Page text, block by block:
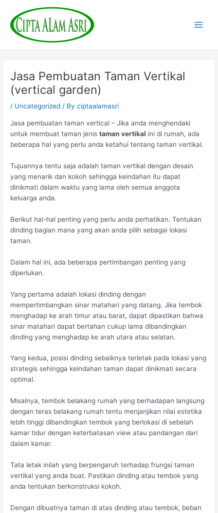
content
Jasa Pembuatan Taman Vertikal
(vertical garden)
/ Uncategorized / Byciptaalamasri
Jasa pembuatan taman vertical – Jika anda menghendaki
untuk membuat taman jenistaman vertikal ini di rumah, ada
beberapa hal yang perlu anda ketahui tentang taman vertikal.
Tujuannya tentu saja adalah taman vertikal dengan desain
yang menarik dan kokoh sehingga keindahan itu dapat
dinikmati dalam waktu yang lama oleh semua anggota
keluarga anda.
Berikut hal-hal penting yang perlu anda perhatikan. Tentukan
dinding bagian mana yang akan anda pilih sebagai lokasi
taman.
Dalam hal ini, ada beberapa pertimbangan penting yang
diperlukan.
Yang pertama adalah lokasi dinding dengan
mempertimbangkan sinar matahari yang datang. Jika tembok
menghadap ke arah timur atau barat, dapat dipastikan bahwa
sinar matahari dapat bertahan cukup lama dibandingkan
dinding yang menghadap ke arah utara atau selatan.
Yang kedua, posisi dinding sebaiknya terletak pada lokasi yang
strategis sehingga keindahan taman dapat dinikmati secara
optimal.
Misalnya, tembok belakang rumah yang berhadapan langsung
dengan teras belakang rumah tentu menjanjikan nilai estetika
lebih tinggi dibandingkan tembok yang berlokasi di sebelah
kamar tidur dengan keterbatasan view atau pandangan dari
dalam kamar.
Tata letak inilah yang berpengaruh terhadap frungsi taman
vertikal yang anda buat. Pastikan dinding atau tembok yang
anda tentukan berkonstruksi kokoh.
Dengan dibuatnya taman di atas dinding atau tembok, beban
navigation